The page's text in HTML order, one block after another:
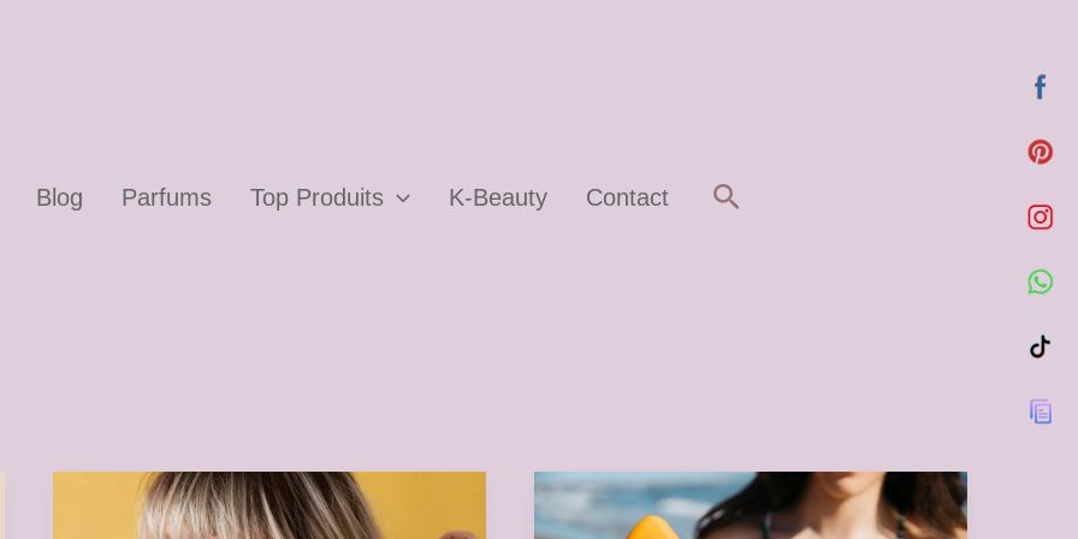
Blog Parfums Top Produits K-Beauty Contact Rechercher
☀️
Top